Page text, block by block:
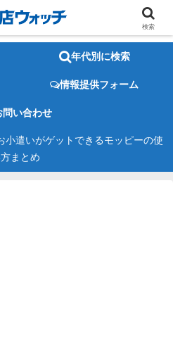
年代別に検索
情報提供フォーム
問い合わせ
小遣いがゲットできるモッピーの使
まとめ
検索